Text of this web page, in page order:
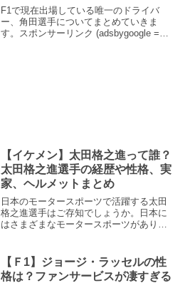
F1で現在出場している唯一のドライバ
ー、角田選手についてまとめていきま
す。スポンサーリンク (adsbygoogle =
【イケメン】太田格之進って誰？
太田格之進選手の経歴や性格、実
家、ヘルメットまとめ
日本のモータースポーツで活躍する太田
格之進選手はご存知でしょうか。日本に
はさまざまなモータースポーツがありま
注目のドライバー太田格之進選手につい
てまとめまし...
【Ｆ1】ジョージ・ラッセルの性
格は？ファンサービスが凄すぎる